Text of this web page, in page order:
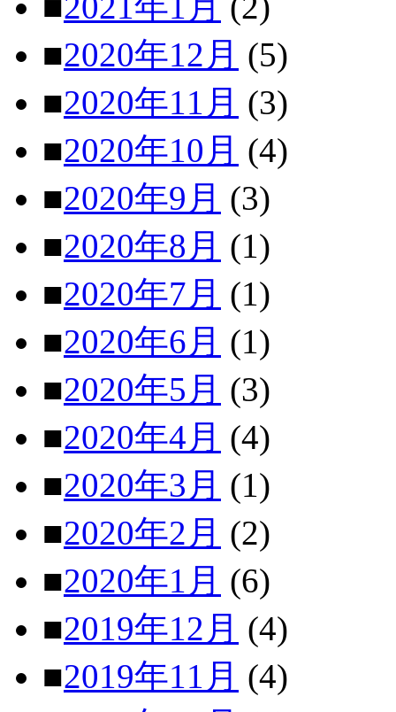
■2020年12月 (5)
■2020年11月 (3)
■2020年10月 (4)
■2020年9月 (3)
■2020年8月 (1)
■2020年7月 (1)
■2020年6月 (1)
■2020年5月 (3)
■2020年4月 (4)
■2020年3月 (1)
■2020年2月 (2)
■2020年1月 (6)
■2019年12月 (4)
■2019年11月 (4)